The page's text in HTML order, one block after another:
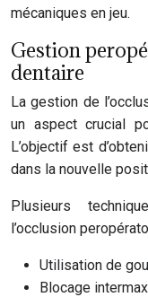
mécaniques en jeu.
Gestion
dentaire
La gestion de
un aspect crucial
L’objectif est
dans la nouvelle
Plusieurs
l’occlusion
Utilisation de
Blocage